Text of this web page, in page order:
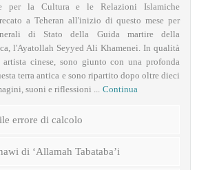
per la Cultura e le Relazioni Islamiche
a Teheran all'inizio di questo mese per
di Stato della Guida martire della
l'Ayatollah Seyyed Ali Khamenei. In qualità
cinese, sono giunto con una profonda
terra antica e sono ripartito dopo oltre dieci
suoni e riflessioni ...
Continua
errore di calcolo
di ‘Allamah Tabataba’i